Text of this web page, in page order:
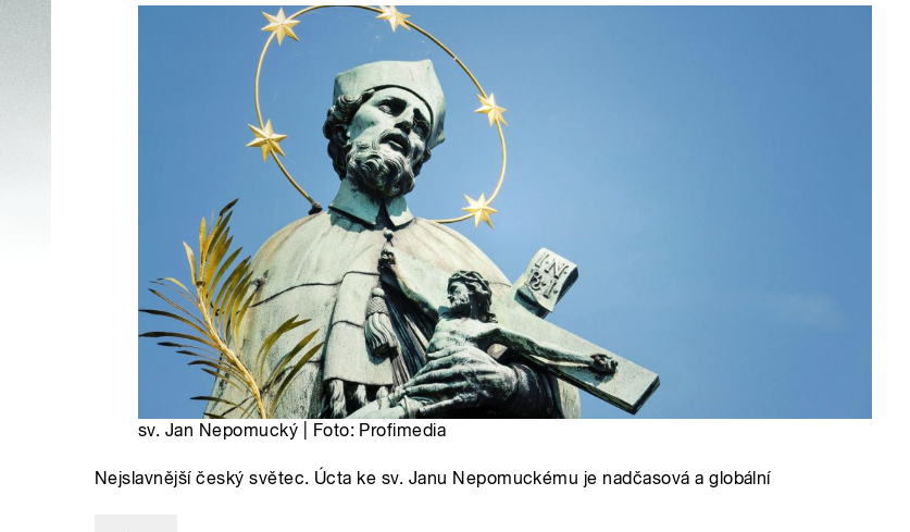
sv. Jan Nepomucký | Foto: Profimedia
Nejslavnější český světec. Úcta ke sv. Janu Nepomuckému je nadčasová a globální